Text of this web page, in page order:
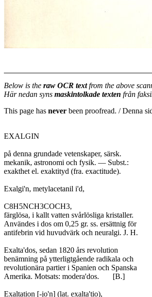
Below is the raw OCR textfrom the above
Här nedan syns maskintolkade texten från
This page has never been proofread. / Denna
EXALGIN
på denna grundade vetenskaper, särsk.
mekanik, astronomi och fysik. — Subst.:
exakthet el. exaktityd (fra. exactitude).
Exalgi'n, metylacetanil i'd,
C8H5NCH3COCH3,
färglösa, i kallt vatten svårlösliga kristaller.
Användes i dos om 0,25 gr. ss. ersättnig för
antifebrin vid huvudvärk och neuralgi. J. H.
Exalta'dos, sedan 1820 års revolution
benämning på ytterligtgående radikala och
revolutionära partier i Spanien och Spanska
Amerika. Motsats: modera'dos.	[B.]
Exaltation [-jo'n] (lat. exalta'tio),